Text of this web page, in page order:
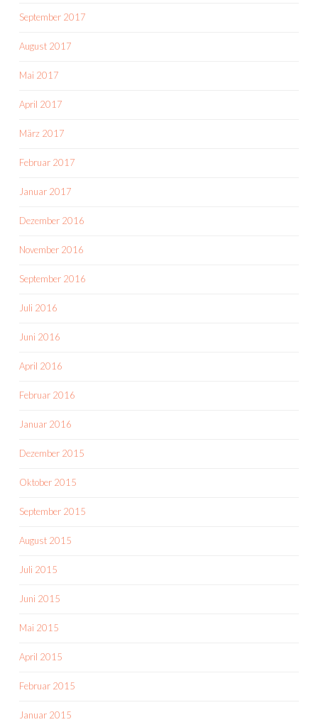
September 2017
August 2017
Mai 2017
April 2017
März 2017
Februar 2017
Januar 2017
Dezember 2016
November 2016
September 2016
Juli 2016
Juni 2016
April 2016
Februar 2016
Januar 2016
Dezember 2015
Oktober 2015
September 2015
August 2015
Juli 2015
Juni 2015
Mai 2015
April 2015
Februar 2015
Januar 2015